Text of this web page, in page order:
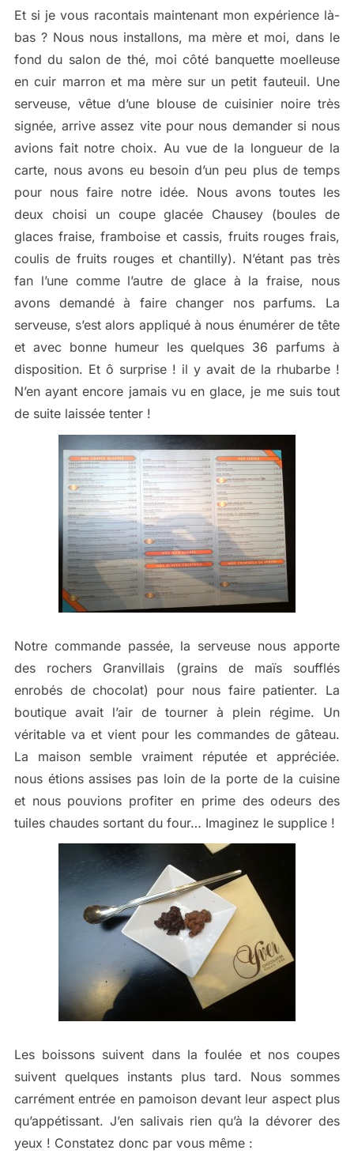
Et si je vous racontais maintenant mon expérience là-
bas ? Nous nous installons, ma mère et moi, dans le
fond du salon de thé, moi côté banquette moelleuse
en cuir marron et ma mère sur un petit fauteuil. Une
serveuse, vêtue d’une blouse de cuisinier noire très
signée, arrive assez vite pour nous demander si nous
avions fait notre choix. Au vue de la longueur de la
carte, nous avons eu besoin d’un peu plus de temps
pour nous faire notre idée. Nous avons toutes les
deux choisi un coupe glacée Chausey (boules de
glaces fraise, framboise et cassis, fruits rouges frais,
coulis de fruits rouges et chantilly). N’étant pas très
fan l’une comme l’autre de glace à la fraise, nous
avons demandé à faire changer nos parfums. La
serveuse, s’est alors appliqué à nous énumérer de tête
et avec bonne humeur les quelques 36 parfums à
disposition. Et ô surprise ! il y avait de la rhubarbe !
N’en ayant encore jamais vu en glace, je me suis tout
de suite laissée tenter !
Notre commande passée, la serveuse nous apporte
des rochers Granvillais (grains de maïs soufflés
enrobés de chocolat) pour nous faire patienter. La
boutique avait l’air de tourner à plein régime. Un
véritable va et vient pour les commandes de gâteau.
La maison semble vraiment réputée et appréciée.
nous étions assises pas loin de la porte de la cuisine
et nous pouvions profiter en prime des odeurs des
tuiles chaudes sortant du four… Imaginez le supplice !
Les boissons suivent dans la foulée et nos coupes
suivent quelques instants plus tard. Nous sommes
carrément entrée en pamoison devant leur aspect plus
qu’appétissant. J’en salivais rien qu’à la dévorer des
yeux ! Constatez donc par vous même :